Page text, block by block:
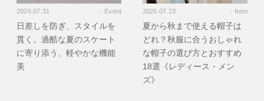
2026.07.31 - Event
日差しを防ぎ、スタイルを
貫く。過酷な夏のスケート
に寄り添う、軽やかな機能
美
2026.07.23 - Item
夏から秋まで使える帽子は
どれ？秋服に合うおしゃれ
な帽子の選び方とおすすめ
18選《レディース・メン
ズ》